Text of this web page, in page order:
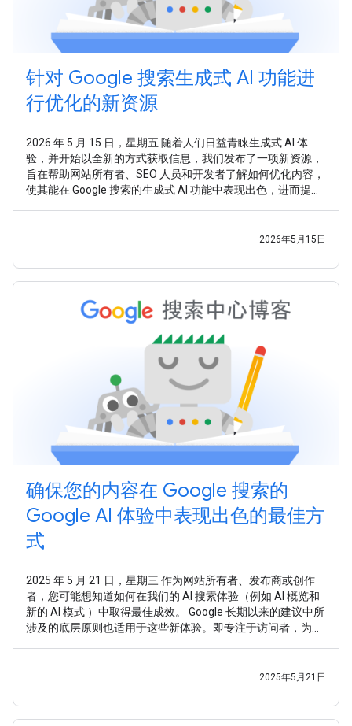
针对 Google 搜索生成式 AI 功能进
行优化的新资源
2026 年 5 月 15 日，星期五 随着人们日益青睐生成式 AI 体
验，并开始以全新的方式获取信息，我们发布了一项新资源，
旨在帮助网站所有者、SEO 人员和开发者了解如何优化内容，
使其能在 Google 搜索的生成式 AI 功能中表现出色，进而提升
为您提供更清晰的指引，助您持续创作出优质内容，并通过
2026年5月15日
确保您的内容在 Google 搜索的
Google AI 体验中表现出色的最佳方
式
2025 年 5 月 21 日，星期三 作为网站所有者、发布商或创作
者，您可能想知道如何在我们的 AI 搜索体验（例如 AI 概览和
新的 AI 模式 ）中取得最佳成效。 Google 长期以来的建议中所
涉及的底层原则也适用于这些新体验。即专注于访问者，为他
用户找到具有独特价值的优质原创内容。知道这一点之后，以
2025年5月21日